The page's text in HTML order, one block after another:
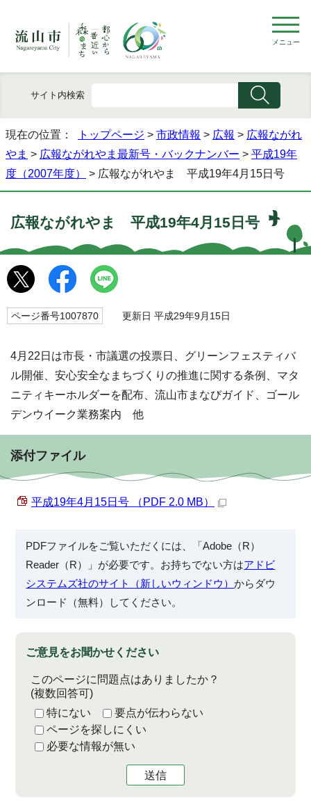
メニュー
サイト内検索
現在の位置： トップページ > 市政情報 > 広報 > 広報ながれ
やま > 広報ながれやま最新号・バックナンバー > 平成19年
度（2007年度）
> 広報ながれやま 平成19年4月15日号
広報ながれやま 平成19年4月15日号
ページ番号1007870 更新日 平成29年9月15日
4月22日は市長・市議選の投票日、グリーンフェスティバ
ル開催、安心安全なまちづくりの推進に関する条例、マタ
ニティキーホルダーを配布、流山市まなびガイド、ゴール
デンウイーク業務案内 他
添付ファイル
平成19年4月15日号 （PDF 2.0 MB）
PDFファイルをご覧いただくには、「Adobe（R）
Reader（R）」が必要です。お持ちでない方はアドビ
システムズ社のサイト（新しいウィンドウ）からダウ
ンロード（無料）してください。
ご意見をお聞かせください
このページに問題点はありましたか？
(複数回答可)
特にない
要点が伝わらない
ページを探しにくい
必要な情報が無い
送信